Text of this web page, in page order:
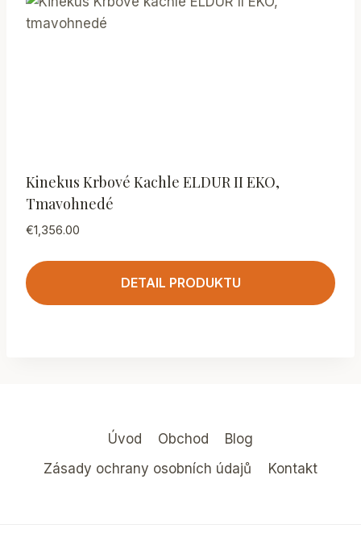
Kinekus Krbové Kachle ELDUR II EKO,
Tmavohnedé
€1,356.00
DETAIL PRODUKTU
Úvod Obchod
Blog
Zásady ochrany osobních údajů
Kontakt